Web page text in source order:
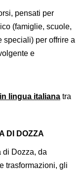
pensati per
(famiglie, scuole,
speciali) per offrire a
e
in lingua italiana tra
DI DOZZA
di Dozza, da
trasformazioni, gli